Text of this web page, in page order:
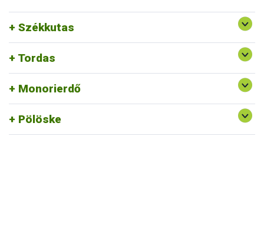
Székkutas
Tordas
Monorierdő
Pölöske